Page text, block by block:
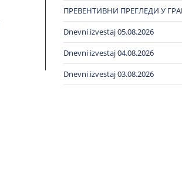
ПРЕВЕНТИВНИ ПРЕГЛЕДИ У
Dnevni izvestaj 05.08.2026
Dnevni izvestaj 04.08.2026
Dnevni izvestaj 03.08.2026